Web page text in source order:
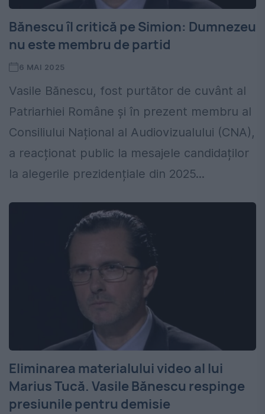
Bănescu îl critică pe Simion: Dumnezeu
nu este membru de partid
6 MAI 2025
Vasile Bănescu, fost purtător de cuvânt al
Patriarhiei Române și în prezent membru al
Consiliului Național al Audiovizualului (CNA),
a reacționat public la mesajele candidaților
la alegerile prezidențiale din 2025...
Eliminarea materialului video al lui
Marius Tucă. Vasile Bănescu respinge
presiunile pentru demisie